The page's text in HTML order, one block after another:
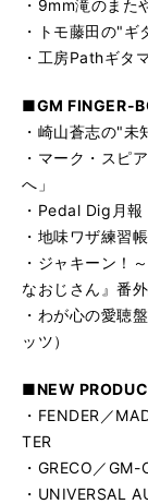
・9mm滝のまた
・トモ藤田の"
・工房Pathギタ
■GM FINGER-
・崎山蒼志の"未
・マーク・スピ
へ」
・Pedal Dig月報
・地味ワザ練習帳
・ジャキーン！
なおじさん』番
・わが心の愛聴
ッツ）
■NEW
・FENDER／
TER
・GRECO／GM-
・UNIVERSAL